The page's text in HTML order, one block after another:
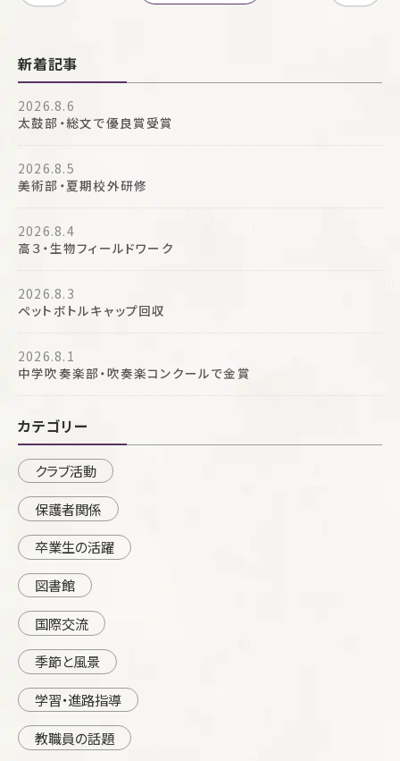
新着記事
2026.8.6
太鼓部・総文で優良賞受賞
2026.8.5
美術部・夏期校外研修
2026.8.4
高３・生物フィールドワーク
2026.8.3
ペットボトルキャップ回収
2026.8.1
中学吹奏楽部・吹奏楽コンクールで金賞
カテゴリー
クラブ活動
保護者関係
卒業生の活躍
図書館
国際交流
季節と風景
学習・進路指導
教職員の話題